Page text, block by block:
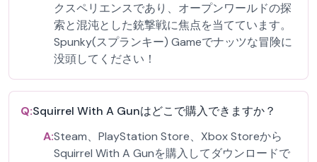
クスペリエンスであり、オープンワールドの探
索と混沌とした銃撃戦に焦点を当てています。
Spunky(スプランキー) Gameでナッツな冒険に
没頭してください！
Q:Squirrel With A Gunはどこで購入できますか？
A:Steam、PlayStation Store、Xbox Storeから
Squirrel With A Gunを購入してダウンロードで